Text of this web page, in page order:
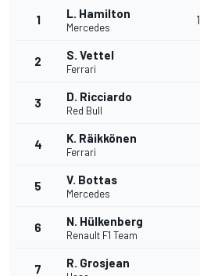
1 L. Hamilton
Mercedes
2 S. Vettel
Ferrari
3 D. Ricciardo
Red Bull
4 K. Räikkönen
Ferrari
5 V. Bottas
Mercedes
6 N. Hülkenberg
Renault F1 Team
7 R. Grosjean